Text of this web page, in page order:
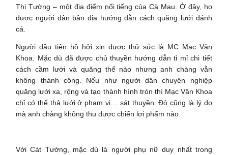
Thị Tường – một địa điểm nổi tiếng của Cà Mau. Ở đây, họ
được người dân bản địa hướng dẫn cách quăng lưới đánh
cá.
Người đầu tiên hồ hởi xin được thử sức là MC Mạc Văn
Khoa. Mặc dù đã được chủ thuyền hướng dẫn tỉ mỉ chi tiết
cách cầm lưới và quăng thế nào nhưng anh chàng vẫn
không thành công. Nếu như người dân chuyên nghiệp
quăng lưới xa, rộng và tạo thành hình tròn thì Mạc Văn Khoa
chỉ có thể thả lưới ở phạm vi… sát thuyền. Đó cũng là lý do
mà anh chàng không thu được chiến lợi phẩm nào.
Với Cát Tường, mặc dù là người phụ nữ duy nhất trong